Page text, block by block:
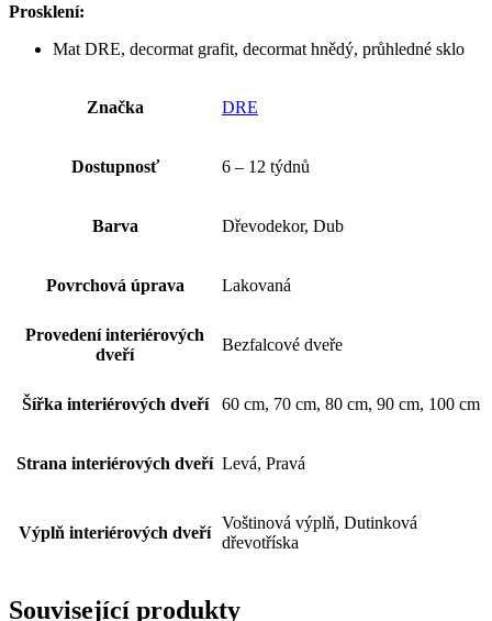
Prosklení:
Mat DRE, decormat grafit, decormat hnědý, průhledné sklo
Značka DRE
Dostupnosť 6 – 12 týdnů
Barva Dřevodekor, Dub
Povrchová úprava Lakovaná
Provedení interiérových
dveří
Bezfalcové dveře
Šířka interiérových dveří 60 cm, 70 cm, 80 cm, 90 cm, 100 cm
Strana interiérových dveří Levá, Pravá
Výplň interiérových dveří
Voštinová výplň, Dutinková
dřevotříska
Související produkty